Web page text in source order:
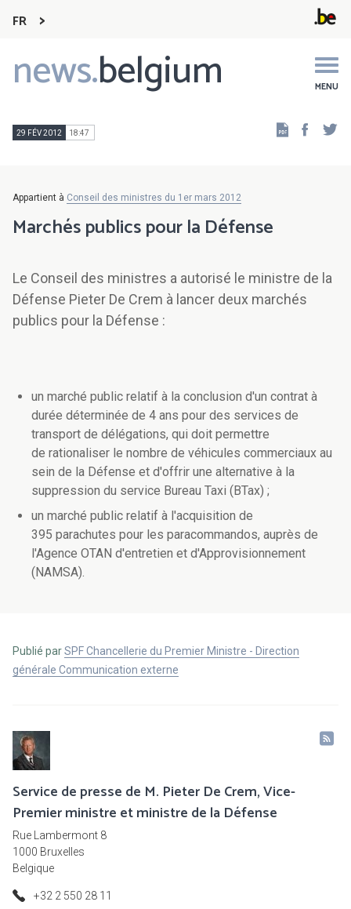
FR
news.belgium MENU
Main
navigation
29 FÉV 2012 18:47
Appartient à Conseil des ministres du 1er mars 2012
Marchés publics pour la Défense
Le Conseil des ministres a autorisé le ministre de la
Défense Pieter De Crem à lancer deux marchés
publics pour la Défense :
un marché public relatif à la conclusion d'un contrat à
durée déterminée de 4 ans pour des services de
transport de délégations, qui doit permettre
de rationaliser le nombre de véhicules commerciaux au
sein de la Défense et d'offrir une alternative à la
suppression du service Bureau Taxi (BTax) ;
un marché public relatif à l'acquisition de
395 parachutes pour les paracommandos, auprès de
l'Agence OTAN d'entretien et d'Approvisionnement
(NAMSA).
Publié parSPF Chancellerie du Premier Ministre - Direction
générale Communication externe
Service de presse de M. Pieter De Crem, Vice-
Premier ministre et ministre de la Défense
Rue Lambermont 8
1000 Bruxelles
Belgique
+32 2 550 28 11